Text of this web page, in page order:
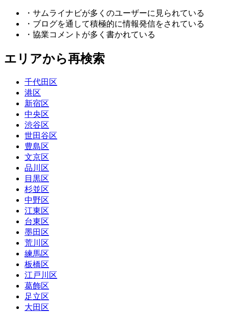
・サムライナビが多くのユーザーに見られている
・ブログを通して積極的に情報発信をされている
・協業コメントが多く書かれている
エリアから再検索
千代田区
港区
新宿区
中央区
渋谷区
世田谷区
豊島区
文京区
品川区
目黒区
杉並区
中野区
江東区
台東区
墨田区
荒川区
練馬区
板橋区
江戸川区
葛飾区
足立区
大田区